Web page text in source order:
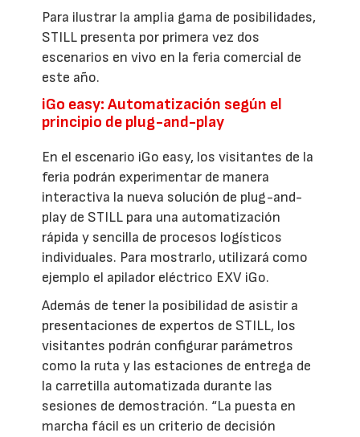
Para ilustrar la amplia gama de posibilidades,
STILL presenta por primera vez dos
escenarios en vivo en la feria comercial de
este año.
iGo easy: Automatización según el
principio de plug-and-play
En el escenario iGo easy, los visitantes de la
feria podrán experimentar de manera
interactiva la nueva solución de plug-and-
play de STILL para una automatización
rápida y sencilla de procesos logísticos
individuales. Para mostrarlo, utilizará como
ejemplo el apilador eléctrico EXV iGo.
Además de tener la posibilidad de asistir a
presentaciones de expertos de STILL, los
visitantes podrán configurar parámetros
como la ruta y las estaciones de entrega de
la carretilla automatizada durante las
sesiones de demostración. “La puesta en
marcha fácil es un criterio de decisión